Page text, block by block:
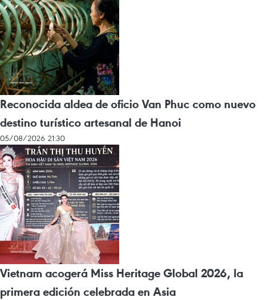
Reconocida aldea de oficio Van Phuc como nuevo
destino turístico artesanal de Hanoi
05/08/2026 21:30
Vietnam acogerá Miss Heritage Global 2026, la
primera edición celebrada en Asia